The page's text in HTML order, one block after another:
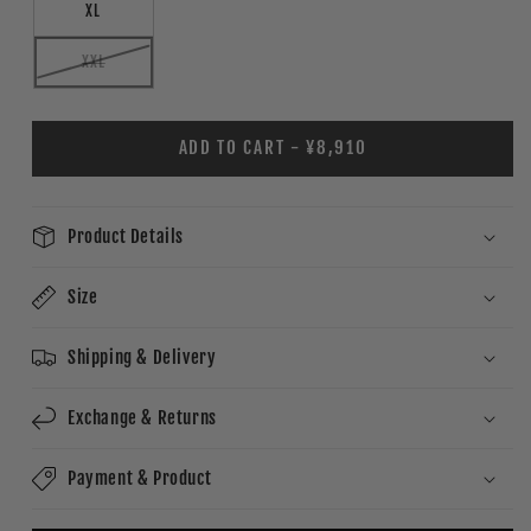
XL
XXL
ADD TO CART - ¥8,910
Product Details
Size
Shipping & Delivery
Exchange & Returns
Payment & Product